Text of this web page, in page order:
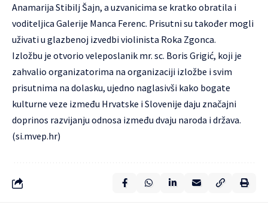
Anamarija Stibilj Šajn, a uzvanicima se kratko obratila i
voditeljica Galerije Manca Ferenc. Prisutni su također mogli
uživati u glazbenoj izvedbi violinista Roka Zgonca.
Izložbu je otvorio veleposlanik mr. sc. Boris Grigić, koji je
zahvalio organizatorima na organizaciji izložbe i svim
prisutnima na dolasku, ujedno naglasivši kako bogate
kulturne veze između Hrvatske i Slovenije daju značajni
doprinos razvijanju odnosa između dvaju naroda i država.
(si.mvep.hr)